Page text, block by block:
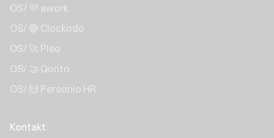
OS/ 💜 awork
OS/ 🔵 Clockodo
OS/ 🚀 Pleo
OS/ 🤝 Qonto
OS/ 🙌 Personio HR
Kontakt